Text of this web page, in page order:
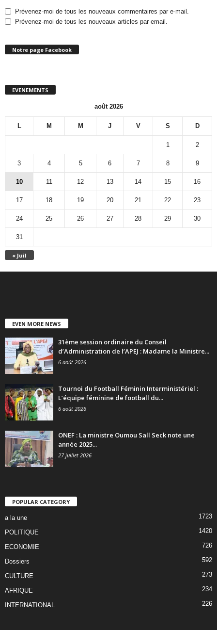
Prévenez-moi de tous les nouveaux commentaires par e-mail.
Prévenez-moi de tous les nouveaux articles par email.
Notre page Facebook
EVENEMENTS
août 2026
L M M J V S D
« Juil
1 2
3 4 5 6 7 8 9
10 11 12 13 14 15 16
17 18 19 20 21 22 23
24 25 26 27 28 29 30
31
EVEN MORE NEWS
31ème session ordinaire du Conseil
d’Administration de l’APEJ : Madame la Ministre...
6 août 2026
Tournoi du Football Féminin Interministériel :
L’équipe féminine de football du...
6 août 2026
ONEF : La ministre Oumou Sall Seck note une
année 2025...
27 juillet 2026
POPULAR CATEGORY
a la une 1723
POLITIQUE 1420
ECONOMIE 726
Dossiers 592
CULTURE 273
AFRIQUE 234
INTERNATIONAL 226